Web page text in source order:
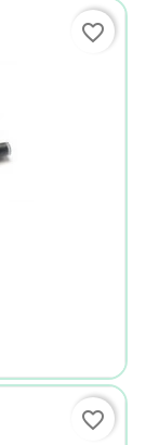
favorite_border
favorite_border